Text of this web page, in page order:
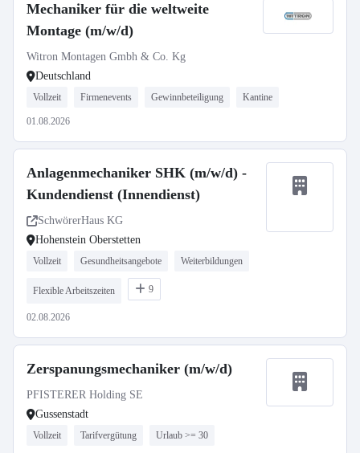
Mechaniker für die weltweite
Montage (m/w/d)
Witron Montagen Gmbh & Co. Kg
Deutschland
Vollzeit Firmenevents Gewinnbeteiligung Kantine
01.08.2026
Anlagenmechaniker SHK (m/w/d) -
Kundendienst (Innendienst)
SchwörerHaus KG
Hohenstein Oberstetten
Vollzeit Gesundheitsangebote Weiterbildungen
Flexible Arbeitszeiten 9
02.08.2026
Zerspanungsmechaniker (m/w/d)
PFISTERER Holding SE
Gussenstadt
Vollzeit Tarifvergütung Urlaub >= 30